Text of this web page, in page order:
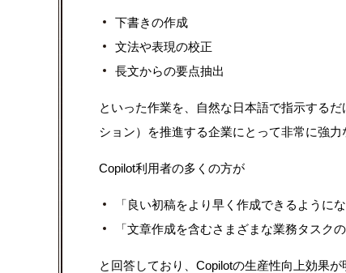
下書きの作成
文法や表現の校正
長文からの要点抽出
といった作業を、自然な日本語で指示する
ション）を推進する企業にとって非常に強力
Copilot利用者の多くの方が
「良い初稿をより早く作成できるようにな
「文章作成を含むさまざまな業務タスク
と回答しており、Copilotの生産性向上効果が